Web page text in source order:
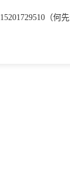
（何先